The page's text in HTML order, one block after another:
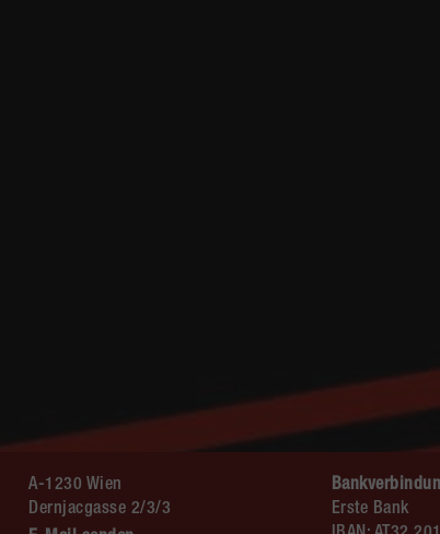
A-1230 Wien
Dernjacgasse 2/3/3
Erste Bank